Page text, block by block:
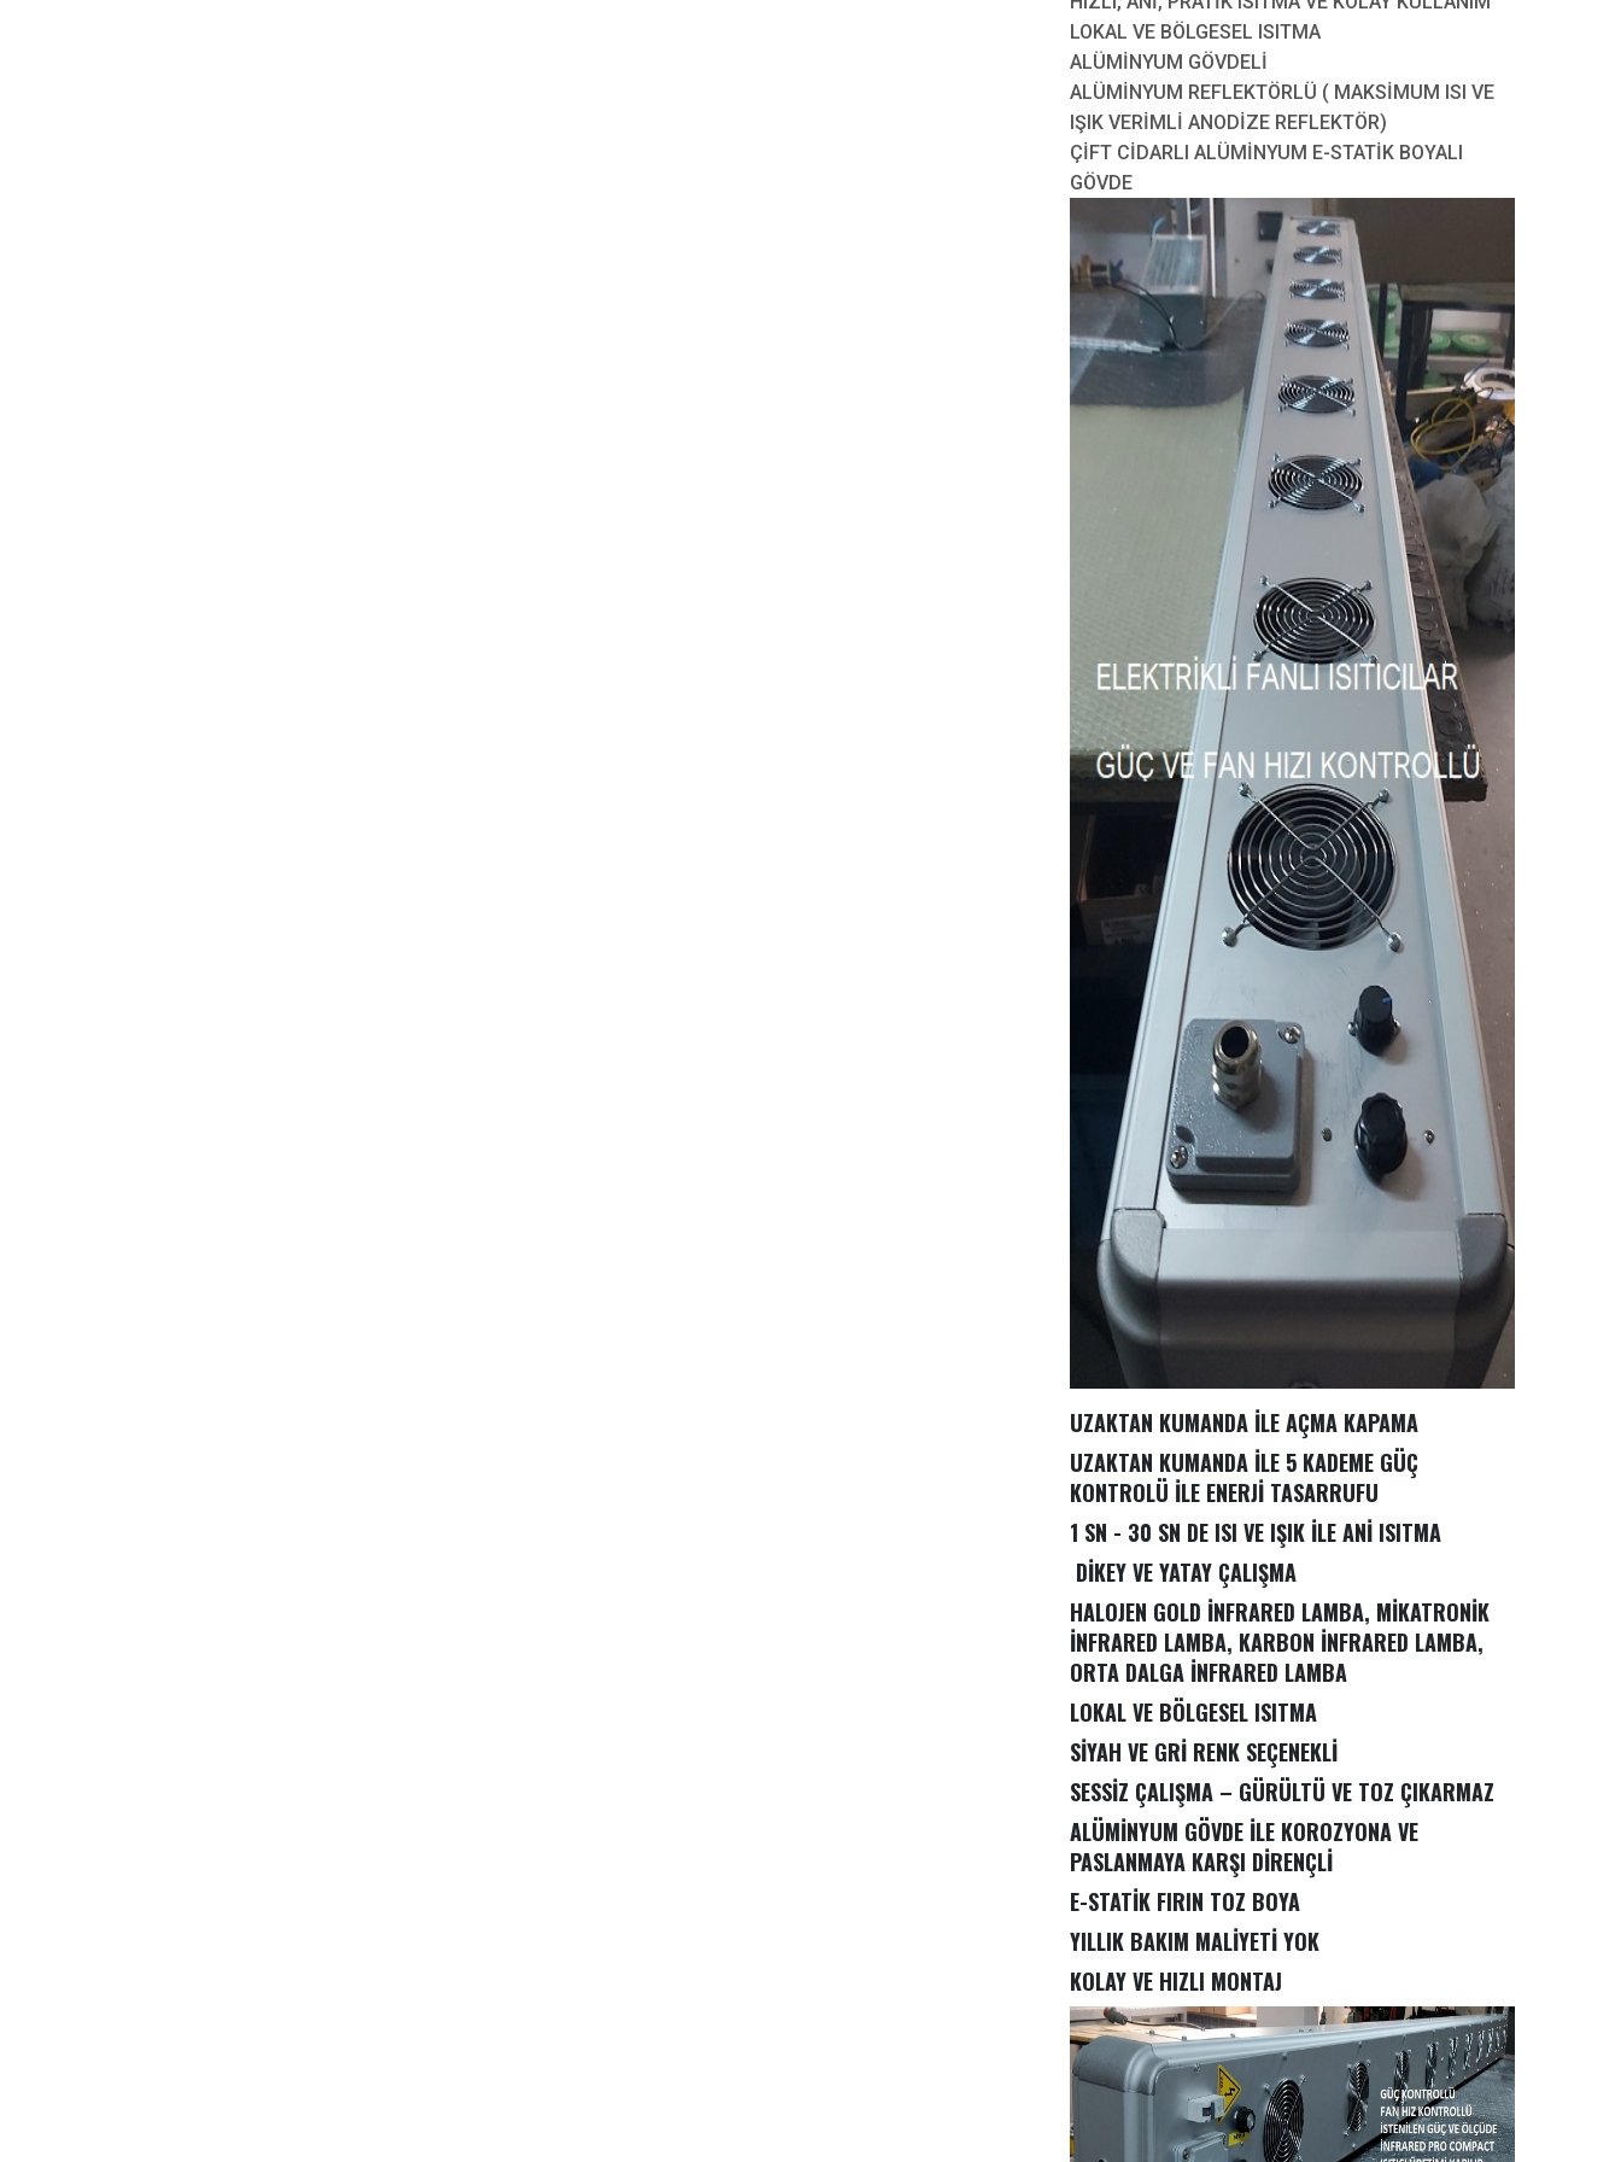
LOKAL VE BÖLGESEL ISITMA
ALÜMİNYUM GÖVDELİ
ALÜMİNYUM REFLEKTÖRLÜ ( MAKSİMUM ISI VE
IŞIK VERİMLİ ANODİZE REFLEKTÖR)
ÇİFT CİDARLI ALÜMİNYUM E-STATİK BOYALI
GÖVDE
UZAKTAN KUMANDA İLE AÇMA KAPAMA
UZAKTAN KUMANDA İLE 5 KADEME GÜÇ
KONTROLÜ İLE ENERJİ TASARRUFU
1 SN - 30 SN DE ISI VE IŞIK İLE ANİ ISITMA
DİKEY VE YATAY ÇALIŞMA
HALOJEN GOLD İNFRARED LAMBA, MİKATRONİK
İNFRARED LAMBA, KARBON İNFRARED LAMBA,
ORTA DALGA İNFRARED LAMBA
LOKAL VE BÖLGESEL ISITMA
SİYAH VE GRİ RENK SEÇENEKLİ
SESSİZ ÇALIŞMA – GÜRÜLTÜ VE TOZ ÇIKARMAZ
ALÜMİNYUM GÖVDE İLE KOROZYONA VE
PASLANMAYA KARŞI DİRENÇLİ
E-STATİK FIRIN TOZ BOYA
YILLIK BAKIM MALİYETİ YOK
KOLAY VE HIZLI MONTAJ